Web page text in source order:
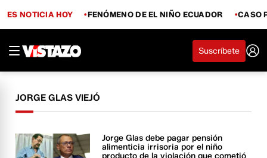
ES NOTICIA HOY FENÓMENO DE EL NIÑO ECUADOR CASO
Suscríbete
JORGE GLAS VIEJÓ
Jorge Glas debe pagar pensión
alimenticia irrisoria por el niño
producto de la violación que cometió